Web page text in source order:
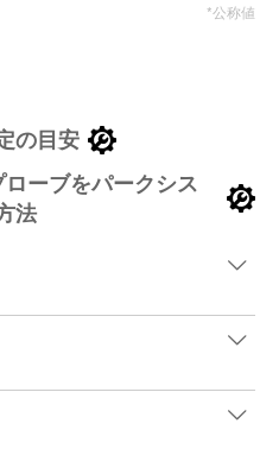
*公称値
の目安
ーブをパークシス
法